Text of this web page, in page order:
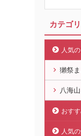
カテゴ
人気
獺祭
八海
おす
人気